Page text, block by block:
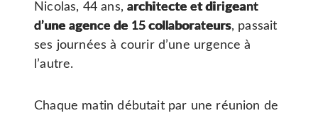
Nicolas, 44 ans,architecte et dirigeant
d’une agence de 15 collaborateurs, passait
ses journées à courir d’une urgence à
l’autre.
Chaque matin débutait par une réunion de